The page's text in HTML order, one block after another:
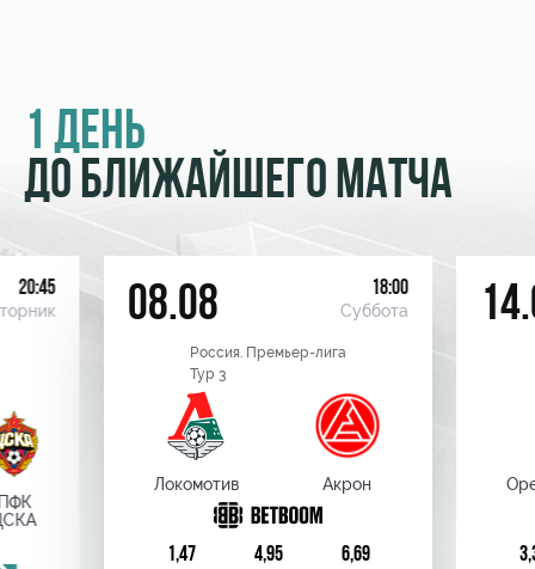
1 ДЕНЬ
ДО БЛИЖАЙШЕГО МАТЧА
20:45 08.08 18:00
Суббота
Россия. Премьер-лига
Тур 3
Локомотив Акрон
1,47 4,95 6,69